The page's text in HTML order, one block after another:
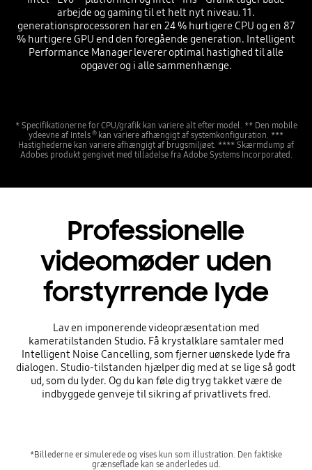
arbejde og gaming til et helt nyt niveau. 11.
generationsprocessoren har en 24 % hurtigere CPU og en 87
% hurtigere GPU end den foregående generation. Intelligent
Performance Manager leverer optimal hastighed til alle
opgaver og i alle sammenhænge.
* Specifikationerne for CPU/grafik kan variere alt efter model. ** Den mobile
ydeevne af Intels® kan variere afhængigt af systemkonfiguration. ***
Hastighederne kan variere afhængigt af brugsmiljøet. **** Skærmdump af
Adobes produkt gengivet med tilladelse fra Adobe Systems Incorporated.
Professionelle
videomøder uden
forstyrrende lyde
Lav en imponerende videopræsentation med
kameratilstanden Studio. Få krystalklare samtaler med
Intelligent Noise Cancelling, som fjerner uønskede lyde fra
dialogen. Studio-tilstanden hjælper dig med at se lige så godt
ud, som du lyder. Og du kan føle dig tryg takket være de
indbyggede genveje til sikring af privatlivets fred.
*Billederne er simulerede og vises kun som illustration. Den faktiske
grænseflade kan se anderledes ud.